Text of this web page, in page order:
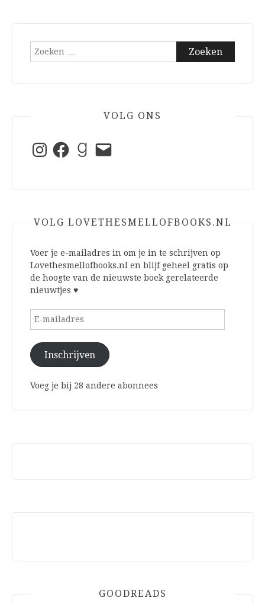
Zoeken
VOLG ONS
InstagramFacebookGoodreads
E-
mail
VOLG LOVETHESMELLOFBOOKS.NL
Voer je e-mailadres in om je in te schrijven op
Lovethesmellofbooks.nl en blijf geheel gratis op
de hoogte van de nieuwste boek gerelateerde
nieuwtjes ♥
E-
Inschrijven
Voeg je bij 28 andere abonnees
GOODREADS